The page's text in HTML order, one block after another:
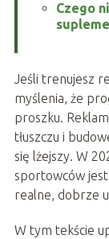
Czego
Jeśli trenujesz
myślenia, że
proszku.
tłuszczu i
się lżejszy. W
sportowców
realne, dobrze
W tym tekście